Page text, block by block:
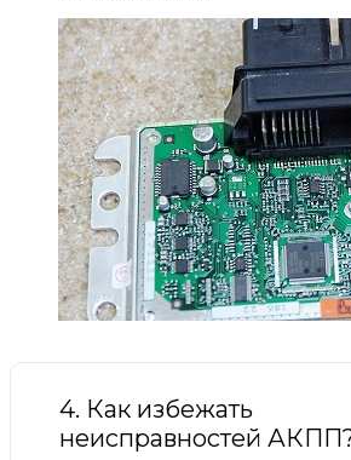
4. Как избежать
неисправностей